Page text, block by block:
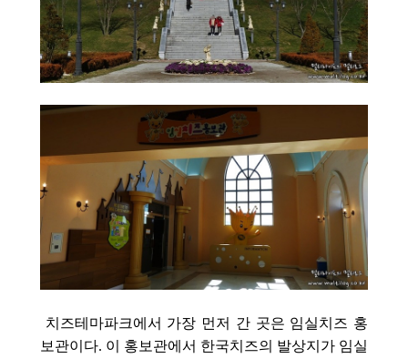
치즈테마파크에서 가장 먼저 간 곳은 임실치즈 홍
보관이다. 이 홍보관에서 한국치즈의 발상지가 임실